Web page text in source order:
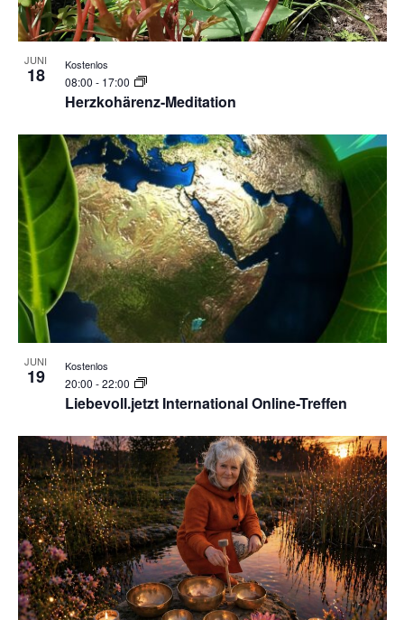
JUNI
18
Herzkohärenz-Meditation
08:00 - 17:00
Kostenlos
JUNI
19
Liebevoll.jetzt International Online-Treffen
20:00 -22:00
Kostenlos